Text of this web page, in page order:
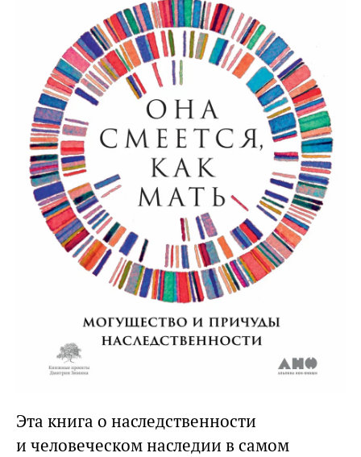
Эта книга о наследственности
и человеческом наследии в самом